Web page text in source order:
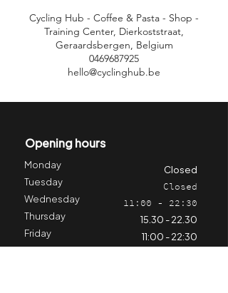
Cycling Hub - Coffee & Pasta - Shop -
Training Center, Dierkoststraat,
Geraardsbergen, Belgium
0469687925
hello@cyclinghub.be
Opening hours
Monday
Tuesday
Wednesday
Thursday
Friday
Saturday
Closed
Closed
11:00 - 22:30
15.30 - 22.30
11:00 - 22:30